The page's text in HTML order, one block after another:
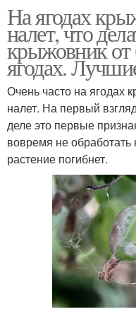
На ягодах
налет, что
крыжовник от
ягодах.
Очень часто на ягодах
налет. На первый
деле это первые
вовремя не обработать
растение погибнет.